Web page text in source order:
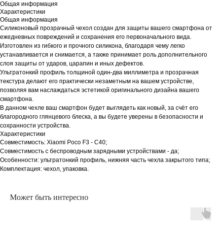
Общая информация
Характеристики
Общая информация
Силиконовый прозрачный чехол создан для защиты вашего смартфона от
ежедневных повреждений и сохранения его первоначального вида.
Изготовлен из гибкого и прочного силикона, благодаря чему легко
устанавливается и снимается, а также принимает роль дополнительного
слоя защиты от ударов, царапин и иных дефектов.
Ультратонкий профиль толщиной один-два миллиметра и прозрачная
текстура делают его практически незаметным на вашем устройстве,
позволяя вам наслаждаться эстетикой оригинального дизайна вашего
смартфона.
В данном чехле ваш смартфон будет выглядеть как новый, за счёт его
благородного глянцевого блеска, а вы будете уверены в безопасности и
сохранности устройства.
Характеристики
Совместимость: Xiaomi Poco F3 - C40;
Совместимость с беспроводным зарядными устройствами - да;
Особенности: ультратонкий профиль, нижняя часть чехла закрытого типа;
Комплектация: чехол, упаковка.
Может быть интересно